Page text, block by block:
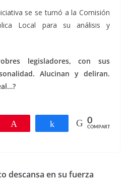
se se turnó a la Comisión
Local para su análisis y
legisladores, con sus
Alucinan y deliran.
Compartir
0
COMPARTIR
descansa en su fuerza